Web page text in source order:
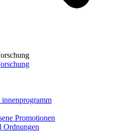
Promotionen
Ordnungen